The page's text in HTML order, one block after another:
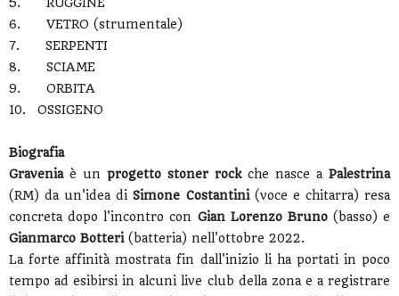
6.
VETRO (strumentale)
7.
SERPENTI
8.
SCIAME
9.
ORBITA
10.
OSSIGENO
Biografia
Graveniaè un progetto stoner rockche nasce a Palestrina
(RM) da un'idea diSimone Costantini(voce e chitarra) resa
concreta dopo l'incontro con Gian Lorenzo Bruno(basso) e
Gianmarco Botteri (batteria) nell'ottobre 2022.
La forte affinità mostrata fin dall'inizio li ha portati in poco
tempo ad esibirsi in alcuni live club della zona e a registrare